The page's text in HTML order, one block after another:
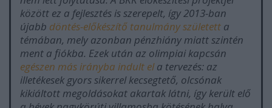
között ez a fejlesztés is szerepelt, így 2013-ban
újabb döntés-előkészítő tanulmány született a
témában, mely azonban pénzhiány miatt szintén
ment a fiókba. Ezek után az olimpiai kapcsán
egészen más irányba indult ela tervezés: az
illetékesek gyors sikerrel kecsegtető, olcsónak
kikiáltott megoldásokat akartak látni, így került elő